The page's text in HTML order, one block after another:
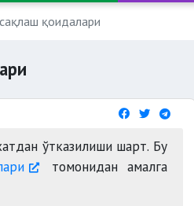
қоидалари
ўтказилиши шарт. Бу
томонидан амалга